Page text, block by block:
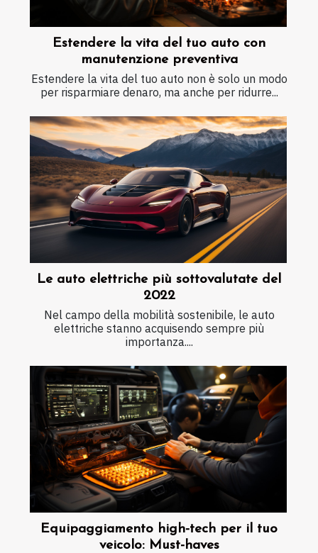
Estendere la vita del tuo auto con
manutenzione preventiva
Estendere la vita del tuo auto non è solo un modo
per risparmiare denaro, ma anche per ridurre...
Le auto elettriche più sottovalutate del
2022
Nel campo della mobilità sostenibile, le auto
elettriche stanno acquisendo sempre più
importanza....
Equipaggiamento high-tech per il tuo
veicolo: Must-haves